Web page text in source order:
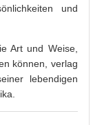
und
Art und Weise,
können, verlag
lebendigen